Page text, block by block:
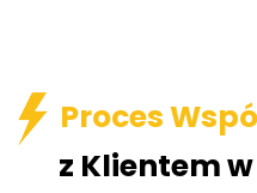
Proces
z Klientem